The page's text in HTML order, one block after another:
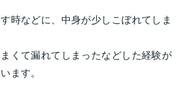
時などに、中身が少しこぼれてしま
くて漏れてしまったなどした経験が
ます。